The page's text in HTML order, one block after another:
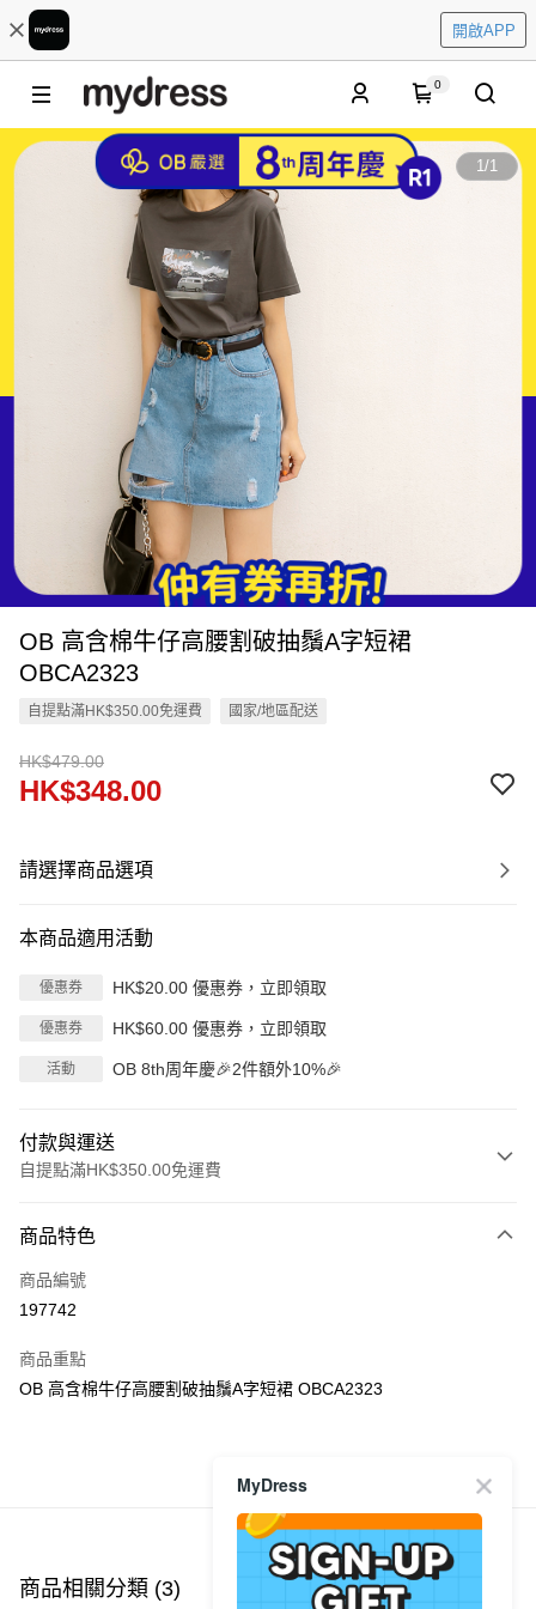
開啟APP
0
1/1
OB 高含棉牛仔高腰割破抽鬚A字短裙
OBCA2323
自提點滿HK$350.00免運費 國家/地區配送
HK$479.00
HK$348.00
請選擇商品選項
本商品適用活動
優惠券 HK$20.00 優惠券，立即領取
優惠券 HK$60.00 優惠券，立即領取
活動 OB 8th周年慶🎉2件額外10%🎉
付款與運送
自提點滿HK$350.00免運費
信用卡
Apple Pay
PayMe
每筆HK$40.00，滿HK$350.00或以上免運費
付款後順豐站及營業點
商品特色
商品編號
197742
商品重點
OB 高含棉牛仔高腰割破抽鬚A字短裙 OBCA2323
商品推薦
商品相關分類 (3)
MyDress